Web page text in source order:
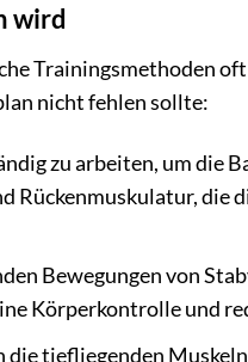
wird
Trainingsmethoden
nicht fehlen sollte:
zu arbeiten, um die
Rückenmuskulatur, die
Bewegungen von
Körperkontrolle und
die tiefliegenden